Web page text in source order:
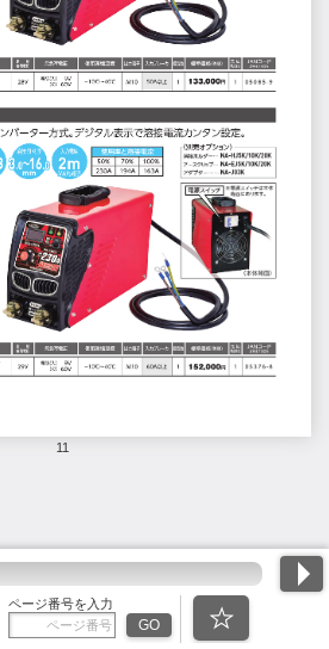
11
ページ番号を入力
GO